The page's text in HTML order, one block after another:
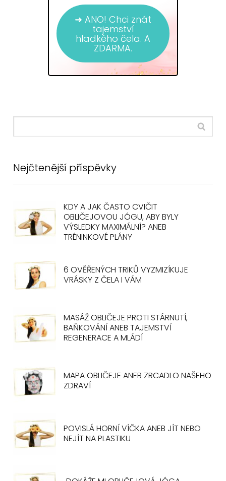
➜ ANO! Chci znát
tajemství
hladkého čela. A
ZDARMA.
Nejčtenější příspěvky
KDY A JAK ČASTO CVIČIT
OBLIČEJOVOU JÓGU, ABY BYLY
VÝSLEDKY MAXIMÁLNÍ? ANEB
TRÉNINKOVÉ PLÁNY
6 OVĚŘENÝCH TRIKŮ VYZMIZÍKUJE
VRÁSKY Z ČELA I VÁM
MASÁŽ OBLIČEJE PROTI STÁRNUTÍ,
BAŇKOVÁNÍ ANEB TAJEMSTVÍ
REGENERACE A MLÁDÍ
MAPA OBLIČEJE ANEB ZRCADLO NAŠEHO
ZDRAVÍ
POVISLÁ HORNÍ VÍČKA ANEB JÍT NEBO
NEJÍT NA PLASTIKU